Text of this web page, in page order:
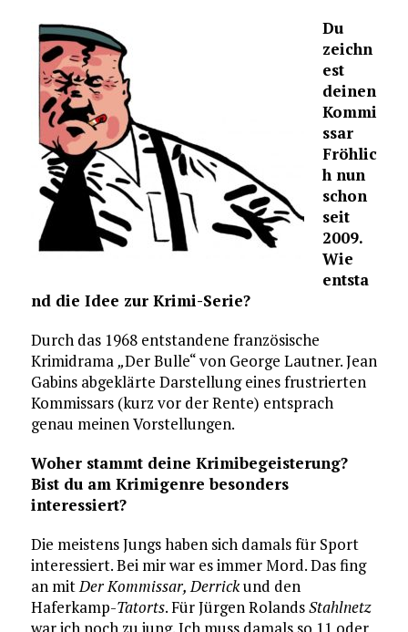
Du
zeichn
est
deinen
Kommi
ssar
Fröhlic
h nun
schon
seit
2009.
Wie
entsta
nd die Idee zur Krimi-Serie?
Durch das 1968 entstandene französische
Krimidrama „Der Bulle“ von George Lautner. Jean
Gabins abgeklärte Darstellung eines frustrierten
Kommissars (kurz vor der Rente) entsprach
genau meinen Vorstellungen.
Woher stammt deine Krimibegeisterung?
Bist du am Krimigenre besonders
interessiert?
Die meistens Jungs haben sich damals für Sport
interessiert. Bei mir war es immer Mord. Das fing
an mit Der Kommissar, Derrickund den
Haferkamp-Tatorts. Für Jürgen RolandsStahlnetz
war ich noch zu jung. Ich muss damals so 11 oder